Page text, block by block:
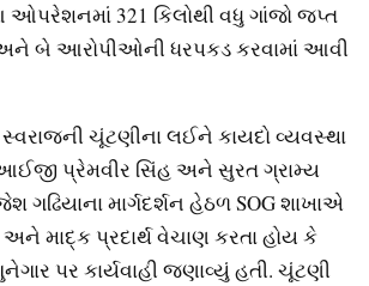
ઓપરેશનમાં 321 કિલોથી વધુ ગાંજો જપ્ત
બે આરોપીઓની ધરપકડ કરવામાં આવી
ચૂંટણીના લઈને કાયદો વ્યવસ્થા
પ્રેમવીર સિંહ અને સુરત ગ્રામ્ય
ગઢિયાના માર્ગદર્શન હેઠળ SOG શાખાએ
માદ્ક પ્રદાર્થ વેચાણ કરતા હોય કે
પર કાર્યવાહી જણાવ્યું હતી. ચૂંટણી